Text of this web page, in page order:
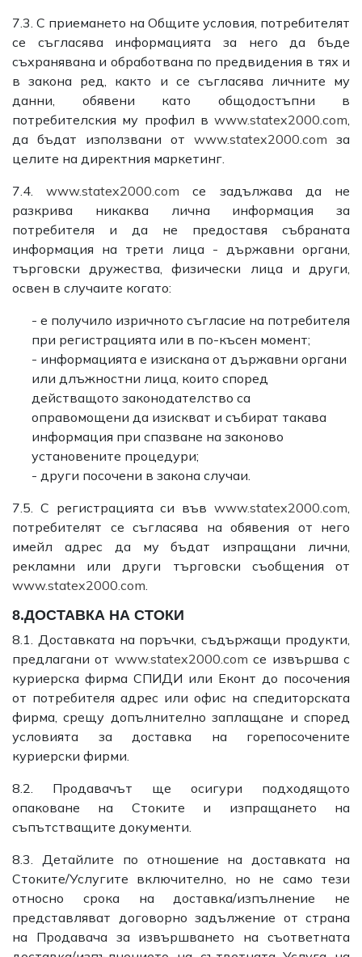
7.3. С приемането на Общите условия, потребителят
се съгласява информацията за него да бъде
съхранявана и обработвана по предвидения в тях и
в закона ред, както и се съгласява личните му
данни, обявени като общодостъпни в
потребителския му профил в www.statex2000.com,
да бъдат използвани от www.statex2000.com за
целите на директния маркетинг.
7.4.www.statex2000.com се задължава да не
разкрива никаква лична информация за
потребителя и да не предоставя събраната
информация на трети лица - държавни органи,
търговски дружества, физически лица и други,
освен в случаите когато:
- е получило изричното съгласие на потребителя
при регистрацията или в по-късен момент;
- информацията е изискана от държавни органи
или длъжностни лица, които според
действащото законодателство са
оправомощени да изискват и събират такава
информация при спазване на законово
установените процедури;
- други посочени в закона случаи.
7.5. С регистрацията си във www.statex2000.com,
потребителят се съгласява на обявения от него
имейл адрес да му бъдат изпращани лични,
рекламни или други търговски съобщения от
www.statex2000.com.
8.ДОСТАВКА НА СТОКИ
8.1. Доставката на поръчки, съдържащи продукти,
предлагани от www.statex2000.com се извършва с
куриерска фирма СПИДИ или Еконт до посочения
от потребителя адрес или офис на спедиторската
фирма, срещу допълнително заплащане и според
условията за доставка на горепосочените
куриерски фирми.
8.2. Продавачът ще осигури подходящото
опаковане на Стоките и изпращането на
съпътстващите документи.
8.3. Детайлите по отношение на доставката на
Стоките/Услугите включително, но не само тези
относно срока на доставка/изпълнение не
представляват договорно задължение от страна
на Продавача за извършването на съответната